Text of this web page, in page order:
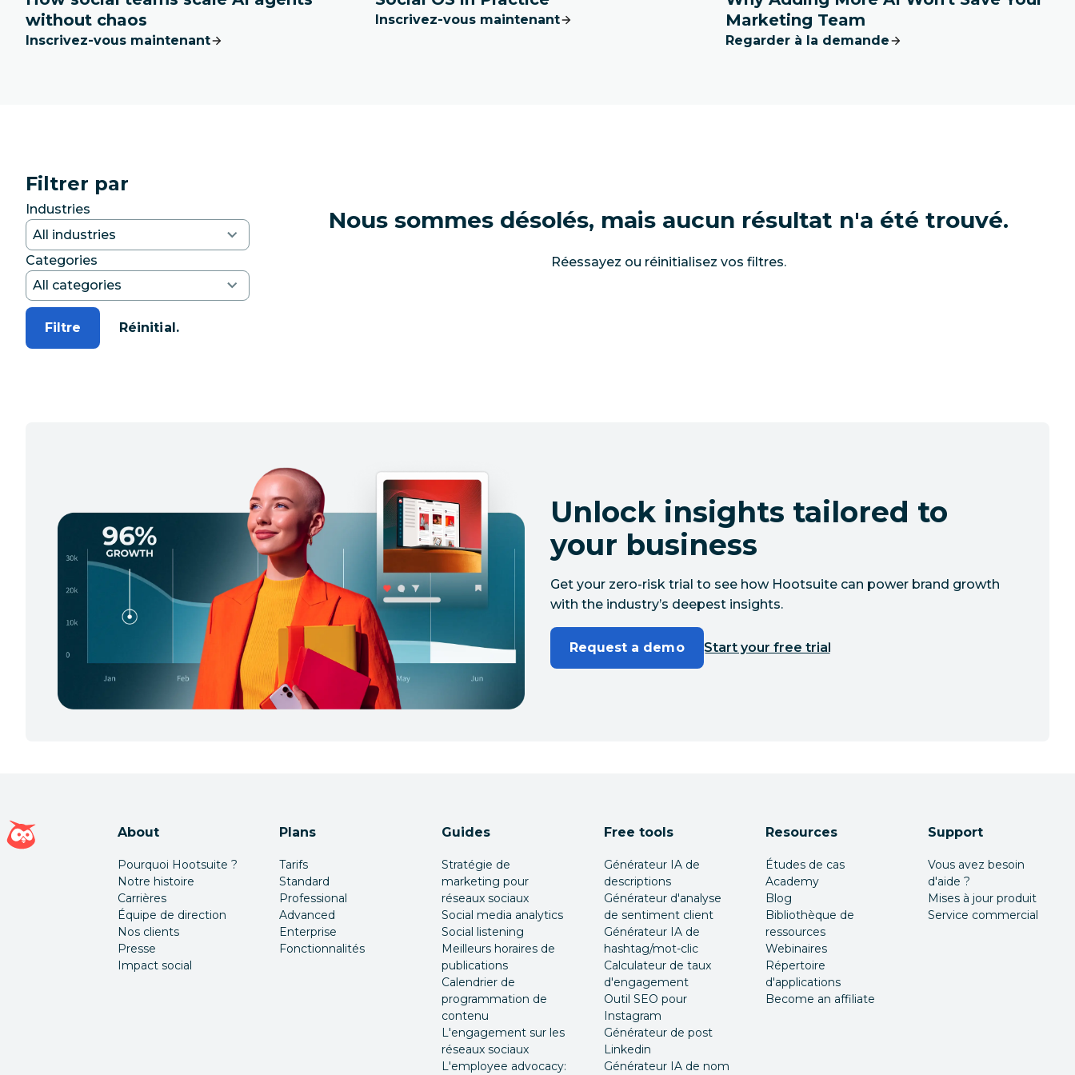
without chaos
Inscrivez-vous maintenant
Inscrivez-vous maintenant
Marketing Team
Regarder à la demande
Filtrer par
Industries
Categories
Filtre Réinitial.
Nous sommes désolés, mais aucun résultat n'a été trouvé.
Réessayez ou réinitialisez vos filtres.
Unlock insights tailored to
your business
Get your zero-risk trial to see how Hootsuite can power brand growth
with the industry’s deepest insights.
Request a demo Start your free trial
Page d'accueil Hootsuite
About
Pourquoi Hootsuite ?
Notre histoire
Carrières
Équipe de direction
Nos clients
Presse
Impact social
Plans
Tarifs
Standard
Professional
Advanced
Enterprise
Fonctionnalités
Guides
Stratégie de
marketing pour
réseaux sociaux
Social media analytics
Social listening
Meilleurs horaires de
publications
Calendrier de
programmation de
contenu
L'engagement sur les
réseaux sociaux
L'employee advocacy:
Free tools
Générateur IA de
descriptions
Générateur d'analyse
de sentiment client
Générateur IA de
hashtag/mot-clic
Calculateur de taux
d'engagement
Outil SEO pour
Instagram
Générateur de post
Linkedin
Générateur IA de nom
Resources
Études de cas
Academy
Blog
Bibliothèque de
ressources
Webinaires
Répertoire
d'applications
Become an affiliate
Support
Vous avez besoin
d'aide ?
Mises à jour produit
Service commercial